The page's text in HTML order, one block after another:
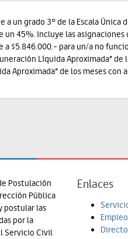
a un grado 3° de la Escala
un 45%. Incluye las
a $5.846.000.- para un/a no
Líquida Aproximada”
Aproximada” de los meses con
Postulación
Pública
postular las
por la
Servicio Civil
Enlaces